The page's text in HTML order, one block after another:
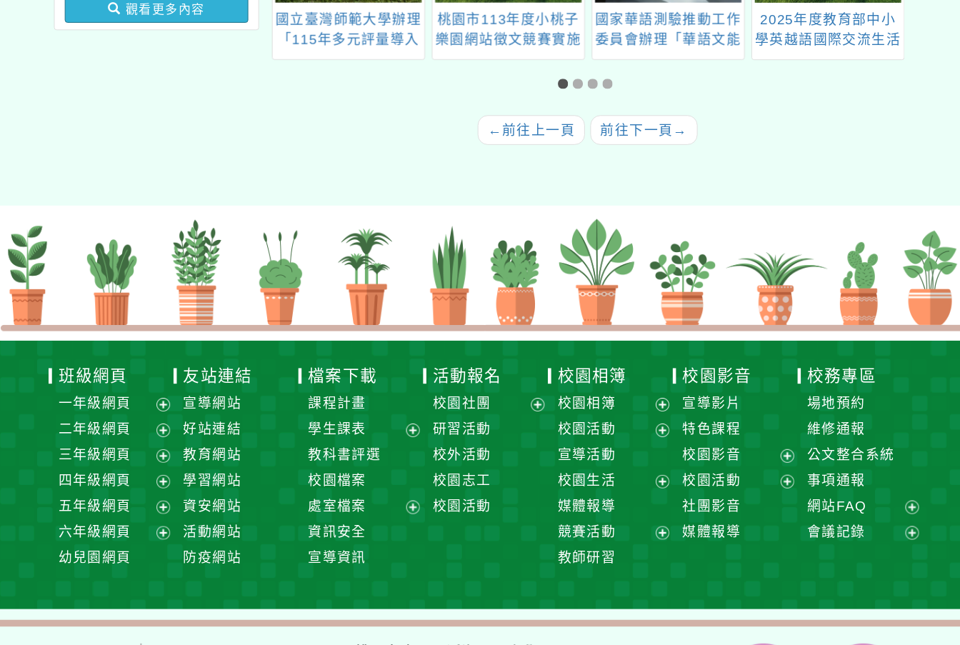
業成長研習實施計畫－夢
觀看更多內容
年度SEL種子
Cool English英語線上
國立臺灣師範大學辦理
「115年多元評量導入
探究的議題式與主題式
桃園市113年度小桃子
樂園網站徵文競賽實施
計畫
國家華語測驗推動工作
委員會辦理「華語文能
力測驗」114年4月正
2025年度教育部中小
學英越語國際交流生活
營
← 前往上一頁 前往下一頁 →
班級網頁
一年級網頁
展
開
選
單
二年級網頁
展
開
選
單
三年級網頁
展
開
選
單
四年級網頁
展
開
選
五年級網頁
展
開
六年級網頁
單
幼兒園網頁
友站連結
宣導網站
好站連結
教育網站
學習網站
資安網站
活動網站
防疫網站
檔案下載
課程計畫
學生課表
單
教科書評選
校園檔案
處室檔案
資訊安全
宣導資訊
活動報名
校園社團
研習活動
校外活動
校園志工
校園活動
校園相簿
校園相簿
展
開
單
校園活動
選
宣導活動
校園生活
選
媒體報導
競賽活動
單
教師研習
校園影音
宣導影片
特色課程
校園影音
展
開
校園活動
社團影音
媒體報導
校務專區
場地預約
維修通報
公文整合系統
事項通報
網站FAQ
展
開
會議記錄
單